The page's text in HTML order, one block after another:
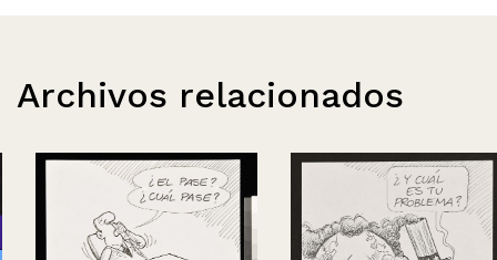
Archivos relacionados